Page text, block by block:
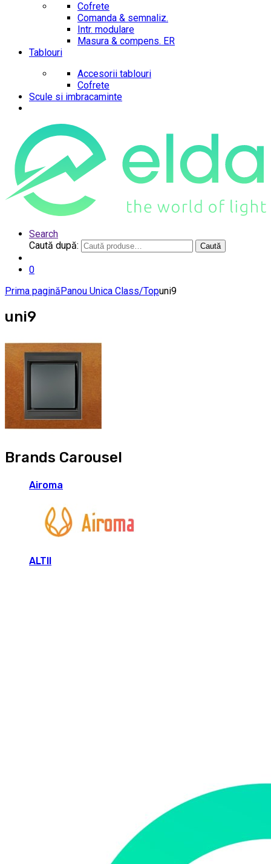
Cofrete
Comanda & semnaliz.
Intr. modulare
Masura & compens. ER
Tablouri
Accesorii tablouri
Cofrete
Scule si imbracaminte
Search
Caută după:
Caută
0
Prima paginăPanou Unica Class/Topuni9
uni9
Brands Carousel
Airoma
ALTII